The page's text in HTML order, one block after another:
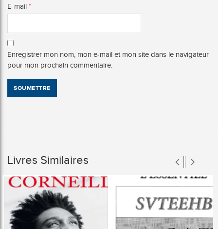
E-mail *
Enregistrer mon nom, mon e-mail et mon site dans le navigateur
pour mon prochain commentaire.
Livres Similaires